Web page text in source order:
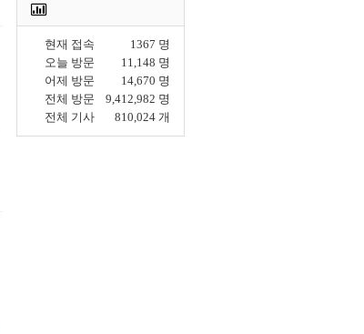
1367 명
현재 접속
11,148 명
오늘 방문
14,670 명
어제 방문
9,412,982 명
전체 방문
810,024 개
전체 기사